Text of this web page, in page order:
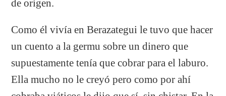
de origen.
Como él vivía en Berazategui le tuvo que hacer
un cuento a la germu sobre un dinero que
supuestamente tenía que cobrar para el laburo.
Ella mucho no le creyó pero como por ahí